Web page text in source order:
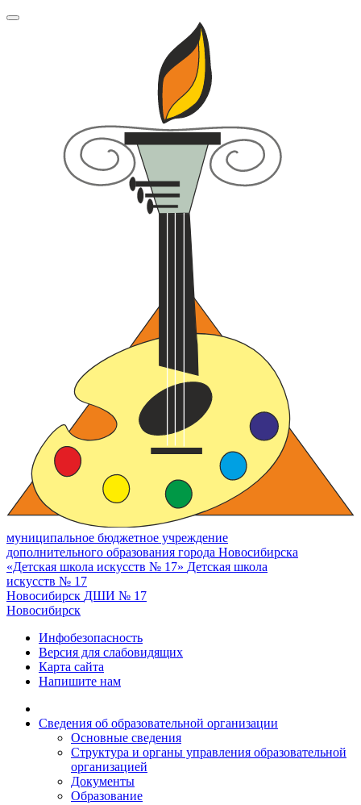
муниципальное бюджетное учреждение
дополнительного образования города Новосибирска
«Детская школа искусств № 17» Детская школа
искусств № 17
Новосибирск ДШИ № 17
Новосибирск
Инфобезопасность
Версия для слабовидящих
Карта сайта
Напишите нам
Сведения об образовательной организации
Основные сведения
Структура и органы управления образовательной
организацией
Документы
Образование